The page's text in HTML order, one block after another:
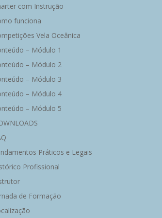
com Instrução
funciona
Vela Oceânica
– Módulo 1
– Módulo 2
– Módulo 3
– Módulo 4
– Módulo 5
Práticos e Legais
Profissional
de Formação